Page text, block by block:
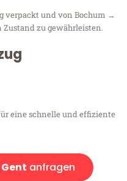
verpackt und von Bochum →
zu gewährleisten.
eine schnelle und effiziente
anfragen